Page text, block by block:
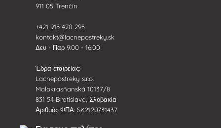
911 05 Trenčín
+421 915 420 295
kontakt@lacnepostreky.sk
Δευ - Παρ 9:00 - 16:00
Έδρα εταιρείας:
Lacnepostreky s.r.o.
Malokrasňanská 10137/8
831 54 Bratislava, Σλοβακία
Αριθμός ΦΠΑ: SK2120731437